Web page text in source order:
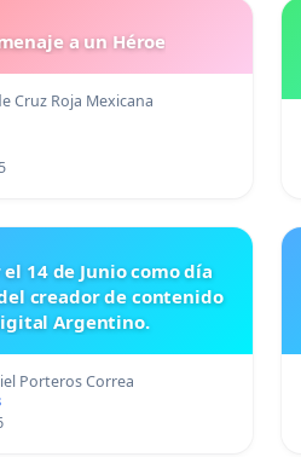
a un Héroe
Cruz Roja Mexicana
14 de Junio como día
creador de contenido
Argentino.
Porteros Correa